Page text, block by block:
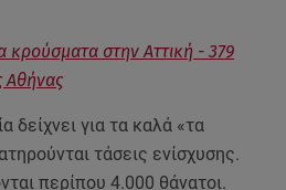
κρούσματα στην Αττική - 379
Αθήνας
δείχνει για τα καλά «τα
τάσεις ενίσχυσης.
περίπου 4.000 θάνατοι.